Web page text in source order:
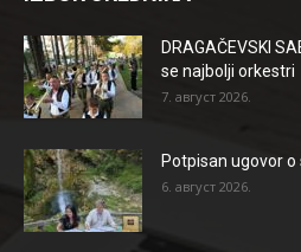
DRAGAČEVSKI
se najbolji orkestri
7. август 2026.
Potpisan ugovor o
6. август 2026.